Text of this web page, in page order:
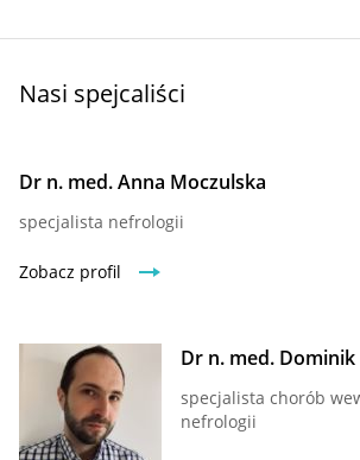
Nasi spejcaliści
Dr n. med. Anna Moczulska
specjalista nefrologii
Zobacz profil
Dr n. med.
specjalista chorób
nefrologii